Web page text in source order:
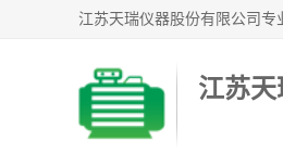
江苏天